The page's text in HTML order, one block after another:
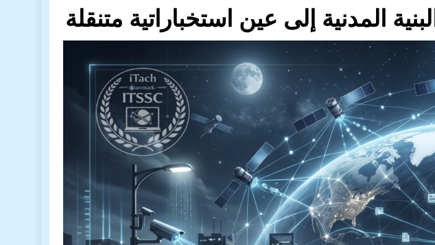
المدنية إلى عين استخباراتية متنقلة